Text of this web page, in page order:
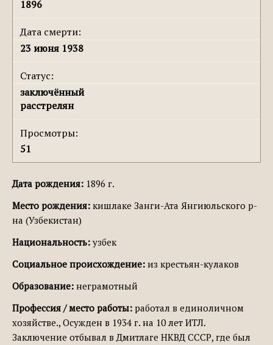
1896
Дата смерти:
23 июня 1938
Статус:
заключённый
расстрелян
Просмотры:
51
Дата рождения: 1896 г.
Место рождения: кишлаке Занги-Ата Янгиюльского р-
на (Узбекистан)
Национальность: узбек
Социальное происхождение: из крестьян-кулаков
Образование: неграмотный
Профессия / место работы: работал в единоличном
хозяйстве., Осужден в 1934 г. на 10 лет ИТЛ.
Заключение отбывал в Дмитлаге НКВД СССР, где был